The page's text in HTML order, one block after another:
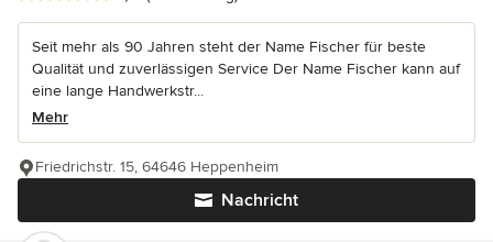
Seit mehr als 90 Jahren steht der Name Fischer für beste
Qualität und zuverlässigen Service Der Name Fischer kann auf
eine lange Handwerkstr...
Mehr
Nachricht
Friedrichstr. 15, 64646 Heppenheim